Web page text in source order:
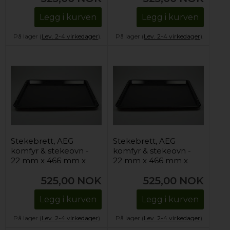
Legg i kurven
På lager (Lev. 2-4 virkedager).
Legg i kurven
På lager (Lev. 2-4 virkedager).
Stekebrett, AEG
komfyr & stekeovn -
22 mm x 466 mm x
525,00 NOK
Legg i kurven
På lager (Lev. 2-4 virkedager).
Stekebrett, AEG
komfyr & stekeovn -
22 mm x 466 mm x
525,00 NOK
Legg i kurven
På lager (Lev. 2-4 virkedager).